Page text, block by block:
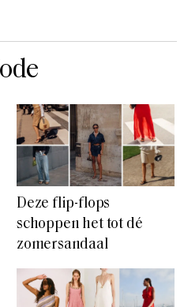
Deze flip-flops
schoppen het tot dé
zomersandaal